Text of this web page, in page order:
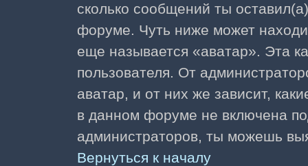
сколько сообщений ты
форуме. Чуть ниже может
еще называется «аватар». Эта
пользователя. От
аватар, и от них же зависит,
в данном форуме не включена
администраторов, ты можешь
Вернуться к началу